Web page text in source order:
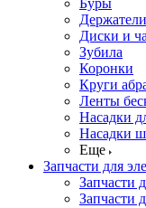
Буры
Диски и
Зубила
Коронки
Круги
Ленты
Насадки
Насадки
Еще
Запчасти для
Запчасти
Запчасти